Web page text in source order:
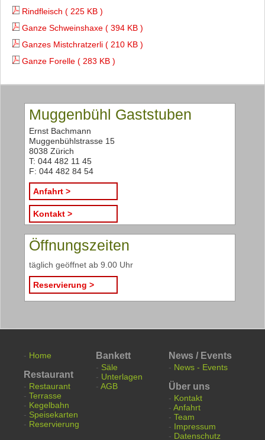
Rindfleisch ( 225 KB )
Ganze Schweinshaxe ( 394 KB )
Ganzes Mistchratzerli ( 210 KB )
Ganze Forelle ( 283 KB )
Muggenbühl Gaststuben
Ernst Bachmann
Muggenbühlstrasse 15
8038 Zürich
T: 044 482 11 45
F: 044 482 84 54
Anfahrt >
Kontakt >
Öffnungszeiten
täglich geöffnet ab 9.00 Uhr
Reservierung >
- Home
Restaurant
- Restaurant
- Terrasse
- Kegelbahn
- Speisekarten
- Reservierung
Bankett
- Säle
- Unterlagen
- AGB
News / Events
- News - Events
Über uns
- Kontakt
- Anfahrt
- Team
- Impressum
- Datenschutz